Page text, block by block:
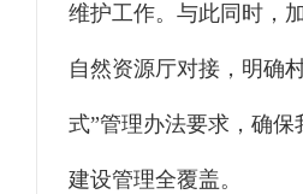
维护工作。与此同时，
自然资源厅对接，明确
式”管理办法要求，确保
建设管理全覆盖。